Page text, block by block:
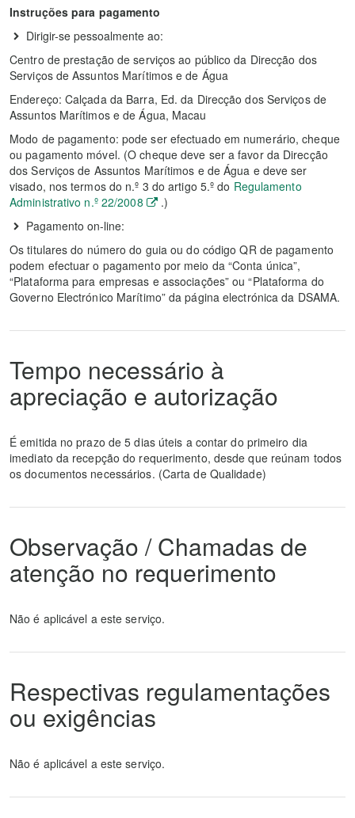
Instruções para pagamento
Dirigir-se pessoalmente ao:
Centro de prestação de serviços ao público da Direcção dos
Serviços de Assuntos Marítimos e de Água
Endereço: Calçada da Barra, Ed. da Direcção dos Serviços de
Assuntos Marítimos e de Água, Macau
Modo de pagamento: pode ser efectuado em numerário, cheque
ou pagamento móvel. (O cheque deve ser a favor da Direcção
dos Serviços de Assuntos Marítimos e de Água e deve ser
visado, nos termos do n.º 3 do artigo 5.º do Regulamento
Administrativo n.º 22/2008
.)
Pagamento on-line:
Os titulares do número do guia ou do código QR de pagamento
podem efectuar o pagamento por meio da “Conta única”,
“Plataforma para empresas e associações” ou “Plataforma do
Governo Electrónico Marítimo” da página electrónica da DSAMA.
Tempo necessário à
apreciação e autorização
É emitida no prazo de 5 dias úteis a contar do primeiro dia
imediato da recepção do requerimento, desde que reúnam todos
os documentos necessários. (Carta de Qualidade)
Observação / Chamadas de
atenção no requerimento
Não é aplicável a este serviço.
Respectivas regulamentações
ou exigências
Não é aplicável a este serviço.